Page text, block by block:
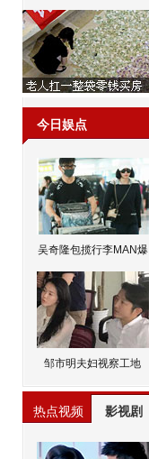
今日娱点
吴奇隆包揽行李MAN爆
邹市明夫妇视察工地
热点视频 影视剧